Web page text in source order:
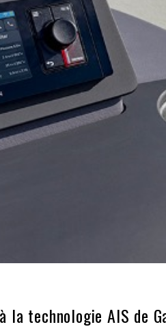
technologie AIS de